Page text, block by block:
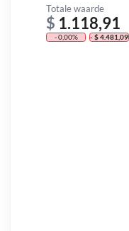
Totale waarde
$ 1.118,91
- 0,00% - $ 4.481,09